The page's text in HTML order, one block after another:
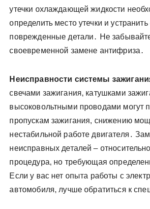
утечки охлаждающей жидкости
определить место утечки и
поврежденные детали․ Не
своевременной замене антифриза․
Неисправности системы
свечами зажигания, катушками
высоковольтными проводами могут
пропускам зажигания, снижению
нестабильной работе двигателя․
неисправных деталей –
процедура, но требующая
Если у вас нет опыта работы с
автомобиля, лучше обратиться к